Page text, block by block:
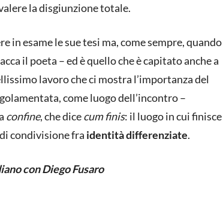
la disgiunzione totale.
esame le sue tesi ma, come sempre, quando
il poeta – ed è quello che è capitato anche a
lavoro che ci mostra l’importanza del
come luogo dell’incontro –
confine, che dicecum finis: il luogo in cui finisce
condivisione fra identità differenziate.
con Diego Fusaro